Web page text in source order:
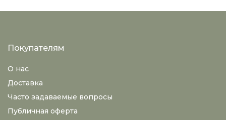
Покупателям
О нас
Доставка
Часто задаваемые вопросы
Публичная оферта